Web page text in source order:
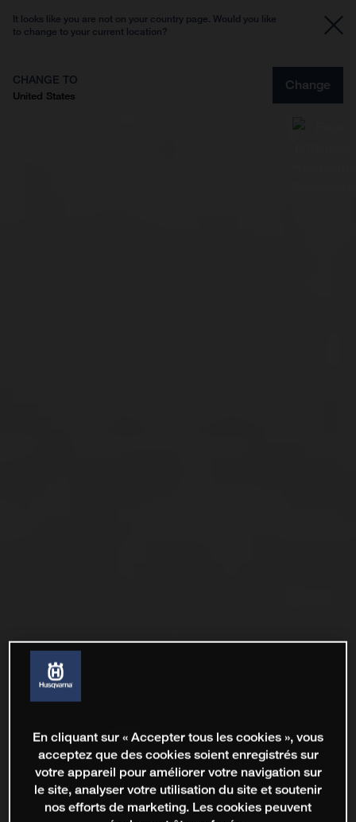
It looks like you are not on your country page. Would you like
to change to your current location?
CHANGE TO
United States
Change
En cliquant sur « Accepter tous les cookies », vous
acceptez que des cookies soient enregistrés sur
votre appareil pour améliorer votre navigation sur
le site, analyser votre utilisation du site et soutenir
nos efforts de marketing. Les cookies peuvent